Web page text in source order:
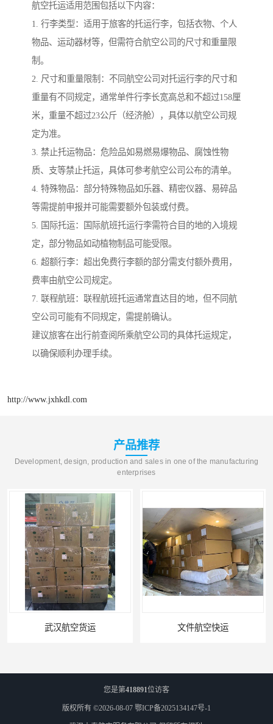
航空托运适用范围包括以下内容：
1. 行李类型：适用于旅客的托运行李，包括衣物、个人
物品、运动器材等，但需符合航空公司的尺寸和重量限
制。
2. 尺寸和重量限制：不同航空公司对托运行李的尺寸和
重量有不同规定，通常单件行李长宽高总和不超过158厘
米，重量不超过23公斤（经济舱），具体以航空公司规
定为准。
3. 禁止托运物品：危险品如易燃易爆物品、腐蚀性物
质、支等禁止托运，具体可参考航空公司公布的清单。
4. 特殊物品：部分特殊物品如乐器、精密仪器、易碎品
等需提前申报并可能需要额外包装或付费。
5. 国际托运：国际航班托运行李需符合目的地的入境规
定，部分物品如动植物制品可能受限。
6. 超额行李：超出免费行李额的部分需支付额外费用，
费率由航空公司规定。
7. 联程航班：联程航班托运通常直达目的地，但不同航
空公司可能有不同规定，需提前确认。
建议旅客在出行前查阅所乘航空公司的具体托运规定，
以确保顺利办理手续。
http://www.jxhkdl.com
产品推荐
Development, design, production and sales in one of the manufacturing
enterprises
汉航空货运 文件航空快运
您是第418891位访客
版权所有 ©2026-08-07 鄂ICP备2025134147号-1